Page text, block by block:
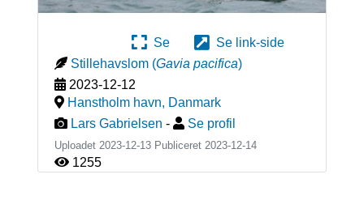
Se
Se link-side
Stillehavslom (Gavia pacifica)
2023-12-12
Hanstholm havn, Danmark
Lars Gabrielsen - Se profil
Uploadet 2023-12-13 Publiceret 2023-12-14
1255